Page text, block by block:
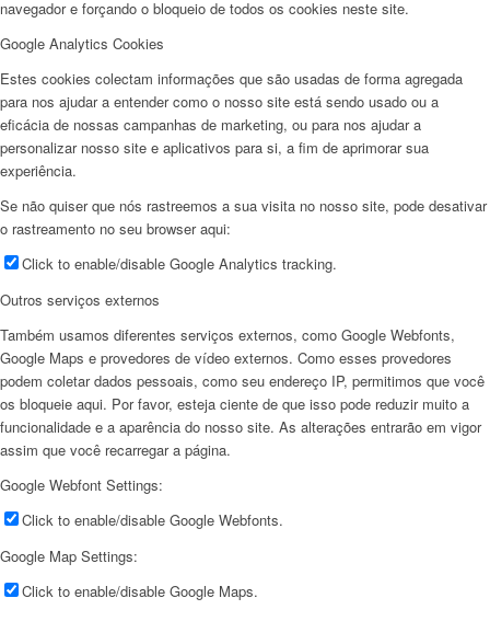
navegador e forçando o bloqueio de todos os cookies neste site.
Google Analytics Cookies
Estes cookies colectam informações que são usadas de forma agregada
para nos ajudar a entender como o nosso site está sendo usado ou a
eficácia de nossas campanhas de marketing, ou para nos ajudar a
personalizar nosso site e aplicativos para si, a fim de aprimorar sua
experiência.
Se não quiser que nós rastreemos a sua visita no nosso site, pode desativar
o rastreamento no seu browser aqui:
Click to enable/disable Google Analytics tracking.
Outros serviços externos
Também usamos diferentes serviços externos, como Google Webfonts,
Google Maps e provedores de vídeo externos. Como esses provedores
podem coletar dados pessoais, como seu endereço IP, permitimos que você
os bloqueie aqui. Por favor, esteja ciente de que isso pode reduzir muito a
funcionalidade e a aparência do nosso site. As alterações entrarão em vigor
assim que você recarregar a página.
Google Webfont Settings:
Click to enable/disable Google Webfonts.
Google Map Settings:
Click to enable/disable Google Maps.